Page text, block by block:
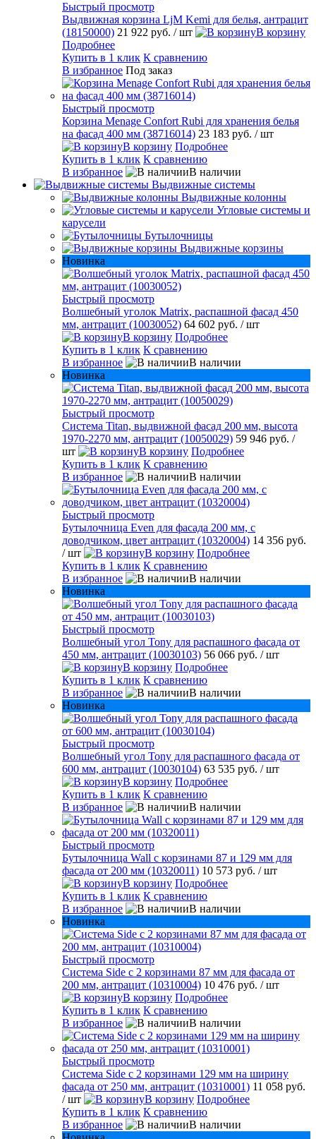
Быстрый просмотр
Выдвижная корзина LjM Kemi для белья, антрацит
(18150000) 21 922 руб. / шт
В корзину
Подробнее
Купить в 1 клик К сравнению
В избранное Под заказ
Быстрый просмотр
Корзина Menage Confort Rubi для хранения белья
на фасад 400 мм (38716014) 23 183 руб. / шт
В корзину Подробнее
Купить в 1 клик К сравнению
В избранное
В наличии
Выдвижные системы
Выдвижные колонны
Угловые системы и
карусели
Бутылочницы
Выдвижные корзины
Новинка
Быстрый просмотр
Волшебный уголок Matrix, распашной фасад 450
мм, антрацит (10030052) 64 602 руб. / шт
В корзину Подробнее
Купить в 1 клик К сравнению
В избранное
В наличии
Новинка
Быстрый просмотр
Система Titan, выдвижной фасад 200 мм, высота
1970-2270 мм, антрацит (10050029) 59 946 руб. /
шт
В корзину Подробнее
Купить в 1 клик К сравнению
В избранное
В наличии
Быстрый просмотр
Бутылочница Even для фасада 200 мм, с
доводчиком, цвет антрацит (10320004) 14 356 руб.
/ шт
В корзину Подробнее
Купить в 1 клик К сравнению
В избранное
В наличии
Новинка
Быстрый просмотр
Волшебный угол Tony для распашного фасада от
450 мм, антрацит (10030103) 56 066 руб. / шт
В корзину Подробнее
Купить в 1 клик К сравнению
В избранное
В наличии
Новинка
Быстрый просмотр
Волшебный угол Tony для распашного фасада от
600 мм, антрацит (10030104) 63 535 руб. / шт
В корзину Подробнее
Купить в 1 клик К сравнению
В избранное
В наличии
Быстрый просмотр
Бутылочница Wall с корзинами 87 и 129 мм для
фасада от 200 мм (10320011) 10 573 руб. / шт
В корзину Подробнее
Купить в 1 клик К сравнению
В избранное
В наличии
Новинка
Быстрый просмотр
Система Side с 2 корзинами 87 мм для фасада от
200 мм, антрацит (10310004) 10 476 руб. / шт
В корзину Подробнее
Купить в 1 клик К сравнению
В избранное
В наличии
Быстрый просмотр
Система Side c 2 корзинами 129 мм на ширину
фасада от 250 мм, антрацит (10310001) 11 058 руб.
/ шт
В корзину Подробнее
Купить в 1 клик К сравнению
В избранное
В наличии